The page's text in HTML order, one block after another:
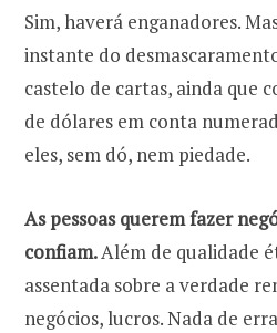
Sim, haverá enganadores.
instante do
castelo de cartas, ainda que
de dólares em conta
eles, sem dó, nem piedade.
As pessoas querem fazer
confiam.Além de qualidade
assentada sobre a verdade
negócios, lucros. Nada de